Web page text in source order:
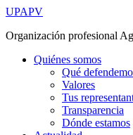
Ir
contenido
UPAPV
Organización profesional
Quiénes somos
Qué
Valores
Tus
Transparencia
Dónde estamos